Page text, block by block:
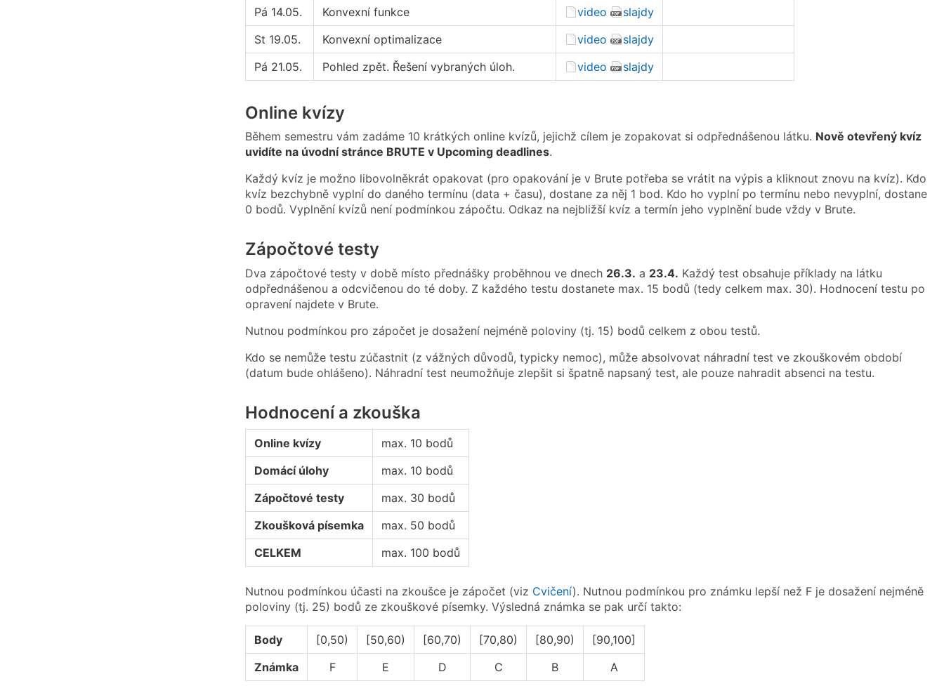
Pá 14.05.
Konvexní funkce video
slajdy
St 19.05.
Konvexní optimalizace video
slajdy
Pá 21.05.
Pohled zpět. Řešení vybraných úloh. video slajdy
Online kvízy
Během semestru vám zadáme 10 krátkých online kvízů, jejichž cílem je zopakovat si odpřednášenou látku. Nově otevřený kvíz
uvidíte na úvodní stránce BRUTE v Upcoming deadlines.
Každý kvíz je možno libovolněkrát opakovat (pro opakování je v Brute potřeba se vrátit na výpis a kliknout znovu na kvíz). Kdo
kvíz bezchybně vyplní do daného termínu (data + času), dostane za něj 1 bod. Kdo ho vyplní po termínu nebo nevyplní, dostane
0 bodů. Vyplnění kvízů není podmínkou zápočtu. Odkaz na nejbližší kvíz a termín jeho vyplnění bude vždy v Brute.
Zápočtové testy
Dva zápočtové testy v době místo přednášky proběhnou ve dnech 26.3. a 23.4. Každý test obsahuje příklady na látku
odpřednášenou a odcvičenou do té doby. Z každého testu dostanete max. 15 bodů (tedy celkem max. 30). Hodnocení testu po
opravení najdete v Brute.
Nutnou podmínkou pro zápočet je dosažení nejméně poloviny (tj. 15) bodů celkem z obou testů.
Kdo se nemůže testu zúčastnit (z vážných důvodů, typicky nemoc), může absolvovat náhradní test ve zkouškovém období
(datum bude ohlášeno). Náhradní test neumožňuje zlepšit si špatně napsaný test, ale pouze nahradit absenci na testu.
Hodnocení a zkouška
Online kvízy
max. 10 bodů
Domácí úlohy
max. 10 bodů
Zápočtové testy
max. 30 bodů
Zkoušková písemka
max. 50 bodů
CELKEM
max. 100 bodů
Nutnou podmínkou účasti na zkoušce je zápočet (viz Cvičení). Nutnou podmínkou pro známku lepší než F je dosažení nejméně
poloviny (tj. 25) bodů ze zkouškové písemky. Výsledná známka se pak určí takto:
Body [0,50) [50,60) [60,70) [70,80) [80,90)
[90,100]
Známka
F E D C B A